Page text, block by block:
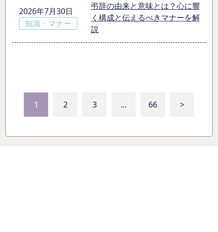
2026年7月30日
知識・マナー
弔辞の由来と意味とは？心に響
く構成と伝えるべきマナーを解
説
1 2 3 … 66 >